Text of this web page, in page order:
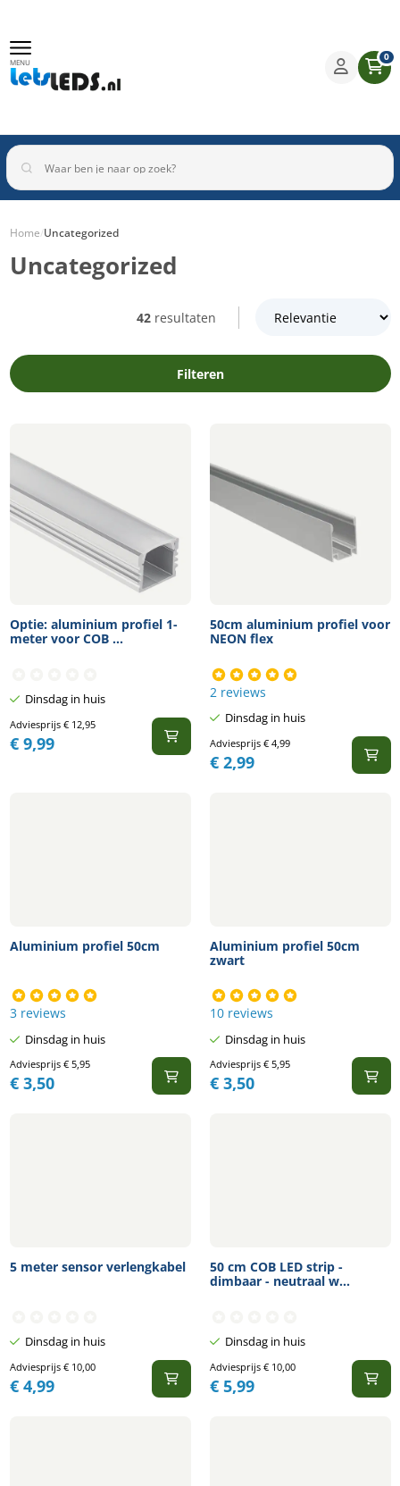
MENU 0
Binnenverlichting Buitenverlichting
Home/Uncategorized
Uncategorized
42 resultaten
Filteren
Optie: aluminium profiel 1-
meter voor COB ...
Dinsdag in huis
Adviesprijs €12,95
€9,99
50cm aluminium profiel voor
NEON flex
2 reviews
Dinsdag in huis
Adviesprijs €4,99
€2,99
Aluminium profiel 50cm
3 reviews
Dinsdag in huis
Adviesprijs €5,95
€3,50
Aluminium profiel 50cm
zwart
10 reviews
Dinsdag in huis
Adviesprijs €5,95
€3,50
5 meter sensor verlengkabel
Dinsdag in huis
Adviesprijs €10,00
€4,99
50 cm COB LED strip -
dimbaar - neutraal w...
Dinsdag in huis
Adviesprijs €10,00
€5,99